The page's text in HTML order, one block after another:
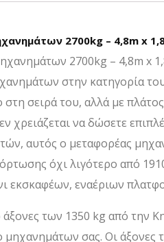
2700kg – 4,8m x
2700kg – 4,8m x
στην κατηγορία
σειρά του, αλλά με
χρειάζεται να δώσετε
αυτός ο μεταφορέας
όχι λιγότερο από
εκσκαφέων, εναέριων
των 1350 kg από την
σας. Οι άξονες